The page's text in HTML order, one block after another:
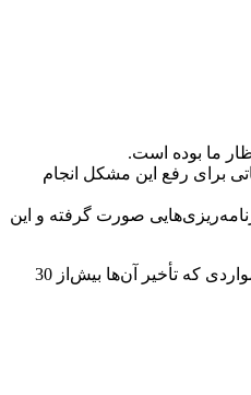
برای رفع این مشکل انجام
مشکل برنامه‌ریزی‌هایی صورت گرفته و این
وی در گزارش خود این‌چنین می‌گوید: درحال‌حاضر بین 55 تا 60 هزار دستگاه با تحویل معوق در شرکت وجود دارد که اکثر آن‌ها بیشتر از 30 روز تأخیر ندارند. ما تلاش می‌کنیم مواردی که تأخیر آن‌ها بیش‌از 30